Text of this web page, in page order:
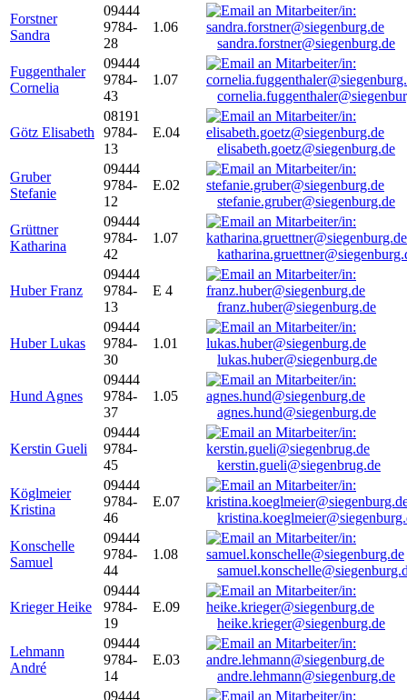
Forstner
Sandra
09444
9784-
28
1.06
sandra.forstner@siegenburg.de
Fuggenthaler
Cornelia
09444
9784-
43
1.07
Götz Elisabeth
08191
9784-
13
E.04
elisabeth.goetz@siegenburg.de
Gruber
Stefanie
09444
9784-
12
E.02
stefanie.gruber@siegenburg.de
Grüttner
Katharina
09444
9784-
42
1.07
Huber Franz
09444
9784-
13
E 4
franz.huber@siegenburg.de
Huber Lukas
09444
9784-
30
1.01
lukas.huber@siegenburg.de
Hund Agnes
09444
9784-
37
1.05
agnes.hund@siegenburg.de
Kerstin Gueli
09444
9784-
45
kerstin.gueli@siegenbrug.de
Köglmeier
Kristina
09444
9784-
46
E.07
Konschelle
Samuel
09444
9784-
44
1.08
Krieger Heike
09444
9784-
19
E.09
heike.krieger@siegenburg.de
Lehmann
André
09444
9784-
14
E.03
andre.lehmann@siegenburg.de
09444